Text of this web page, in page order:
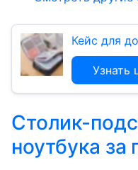
Кейс для
Узнать
Столик-
ноутбука за